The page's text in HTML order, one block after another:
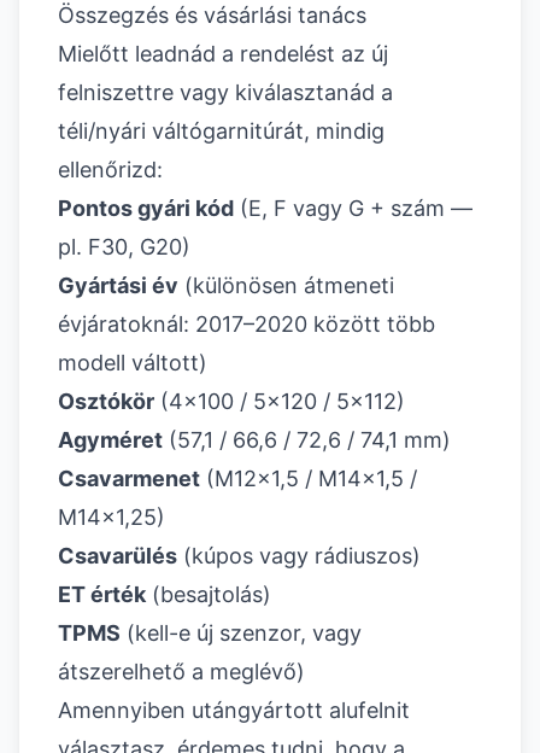
Összegzés és vásárlási tanács
Mielőtt leadnád a rendelést az új
felniszettre vagy kiválasztanád a
téli/nyári váltógarnitúrát, mindig
ellenőrizd:
Pontos gyári kód (E, F vagy G + szám —
pl. F30, G20)
Gyártási év (különösen átmeneti
évjáratoknál: 2017–2020 között több
modell váltott)
Osztókör (4x100 / 5x120 / 5x112)
Agyméret (57,1 / 66,6 / 72,6 / 74,1 mm)
Csavarmenet (M12x1,5 / M14x1,5 /
M14x1,25)
Csavarülés (kúpos vagy rádiuszos)
ET érték(besajtolás)
TPMS (kell-e új szenzor, vagy
átszerelhető a meglévő)
Amennyiben utángyártott alufelnit